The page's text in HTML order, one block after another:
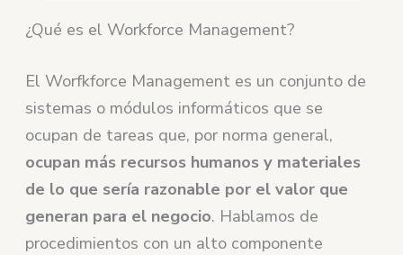
¿Qué es el Workforce Management?
El Worfkforce Management es un conjunto de
sistemas o módulos informáticos que se
ocupan de tareas que, por norma general,
ocupan más recursos humanos y materiales
de lo que sería razonable por el valor que
generan para el negocio. Hablamos de
procedimientos con un alto componente